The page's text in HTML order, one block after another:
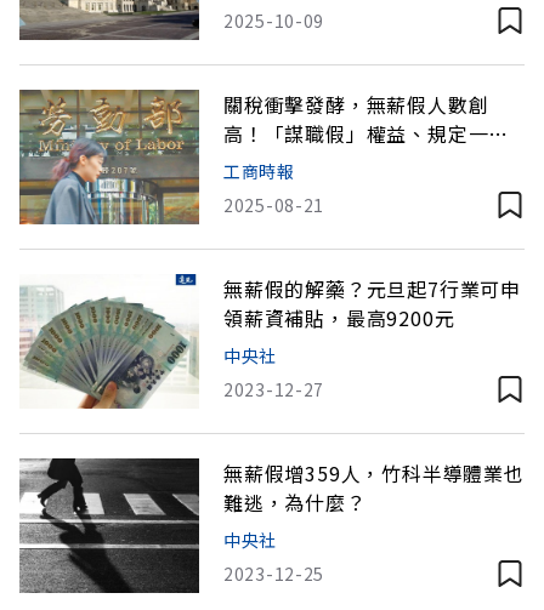
2025-10-09
關稅衝擊發酵，無薪假人數創
高！「謀職假」權益、規定一表
看
工商時報
2025-08-21
無薪假的解藥？元旦起7行業可申
領薪資補貼，最高9200元
中央社
2023-12-27
無薪假增359人，竹科半導體業也
難逃，為什麼？
中央社
2023-12-25